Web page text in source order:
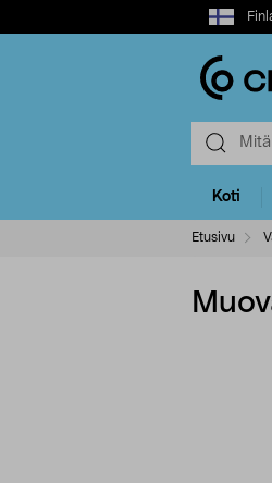
Select
market
Koti
Etusivu